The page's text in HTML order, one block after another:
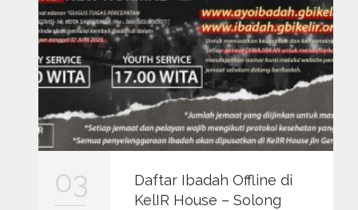
03
Daftar Ibadah Offline di
KelIR House – Solong